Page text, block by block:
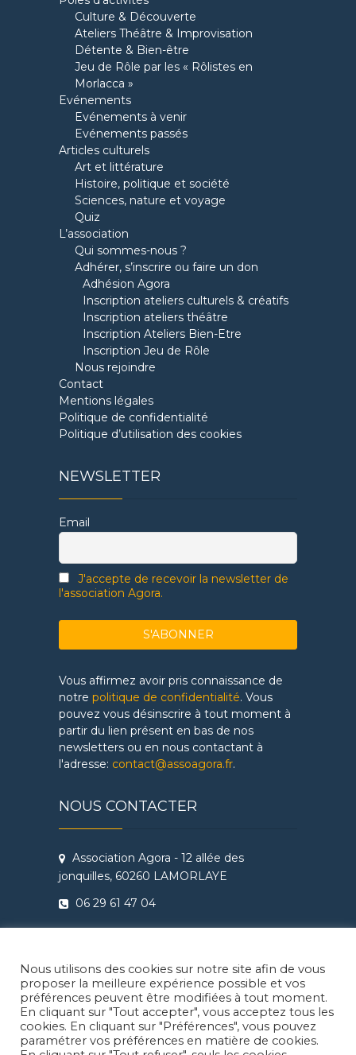
Culture & Découverte
Ateliers Théâtre & Improvisation
Détente & Bien-être
Jeu de Rôle par les « Rôlistes en
Morlacca »
Evénements
Evénements à venir
Evénements passés
Articles culturels
Art et littérature
Histoire, politique et société
Sciences, nature et voyage
Quiz
L’association
Qui sommes-nous ?
Adhérer, s’inscrire ou faire un don
Adhésion Agora
Inscription ateliers culturels & créatifs
Inscription ateliers théâtre
Inscription Ateliers Bien-Etre
Inscription Jeu de Rôle
Nous rejoindre
Contact
Mentions légales
Politique de confidentialité
Politique d’utilisation des cookies
NEWSLETTER
Email
J'accepte de recevoir la newsletter de
l'association Agora.
Vous affirmez avoir pris connaissance de
notre politique de confidentialité. Vous
pouvez vous désinscrire à tout moment à
partir du lien présent en bas de nos
newsletters ou en nous contactant à
l'adresse: contact@assoagora.fr.
NOUS CONTACTER
Association Agora - 12 allée des
jonquilles, 60260 LAMORLAYE
06 29 61 47 04
Règlement intérieur Agora - Ateliers
Théâtre & Cinéma
Nous utilisons des cookies sur notre site afin de vous
proposer la meilleure expérience possible et vos
préférences peuvent être modifiées à tout moment.
En cliquant sur "Tout accepter", vous acceptez tous les
cookies. En cliquant sur "Préférences", vous pouvez
paramétrer vos préférences en matière de cookies.